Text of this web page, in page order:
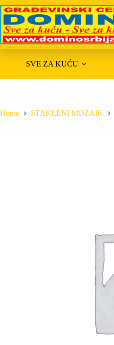
Skip
to
content
SVE ZA KUĆU
Home STAKLENI MOZAIK